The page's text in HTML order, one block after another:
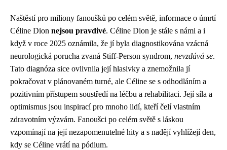
Naštěstí pro miliony fanoušků po celém světě, informace o úmrtí
Céline Dion nejsou pravdivé. Céline Dion je stále s námi a i
když v roce 2025 oznámila, že jí byla diagnostikována vzácná
neurologická porucha zvaná Stiff-Person syndrom, nevzdává se.
Tato diagnóza sice ovlivnila její hlasivky a znemožnila jí
pokračovat v plánovaném turné, ale Céline se s odhodláním a
pozitivním přístupem soustředí na léčbu a rehabilitaci. Její síla a
optimismus jsou inspirací pro mnoho lidí, kteří čelí vlastním
zdravotním výzvám. Fanoušci po celém světě s láskou
vzpomínají na její nezapomenutelné hity a s nadějí vyhlížejí den,
kdy se Céline vrátí na pódium.